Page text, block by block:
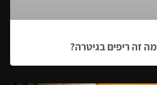
מה זה ריפים בגיטרה?